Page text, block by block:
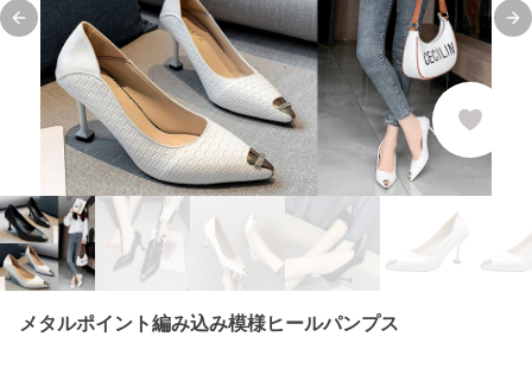
Previous slide
メタルポイント編み込み模様ヒールパンプス